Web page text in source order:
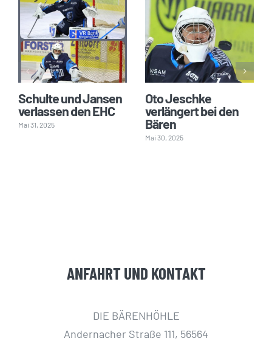
Schulte und Jansen
verlassen den EHC
Mai 31, 2025
Oto Jeschke
verlängert bei den
Bären
Mai 30, 2025
ANFAHRT UND KONTAKT
DIE BÄRENHÖHLE
Andernacher Straße 111, 56564